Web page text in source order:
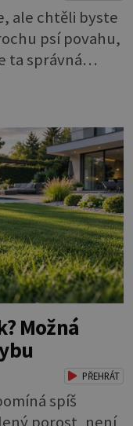
ale chtěli byste
psí povahu,
ta správná
Má
uhranou, a
veliká. To je
až 10
Dlouhá srst
Možná
PŘEHRÁT
spíš